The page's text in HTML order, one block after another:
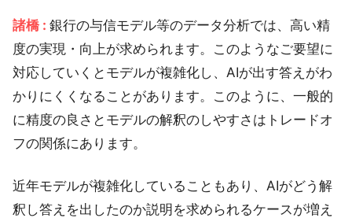
諸橋 : 銀行の与信モデル等のデータ分析では、高い精
度の実現・向上が求められます。このようなご要望に
対応していくとモデルが複雑化し、AIが出す答えがわ
かりにくくなることがあります。このように、一般的
に精度の良さとモデルの解釈のしやすさはトレードオ
フの関係にあります。
近年モデルが複雑化していることもあり、AIがどう解
釈し答えを出したのか説明を求められるケースが増え